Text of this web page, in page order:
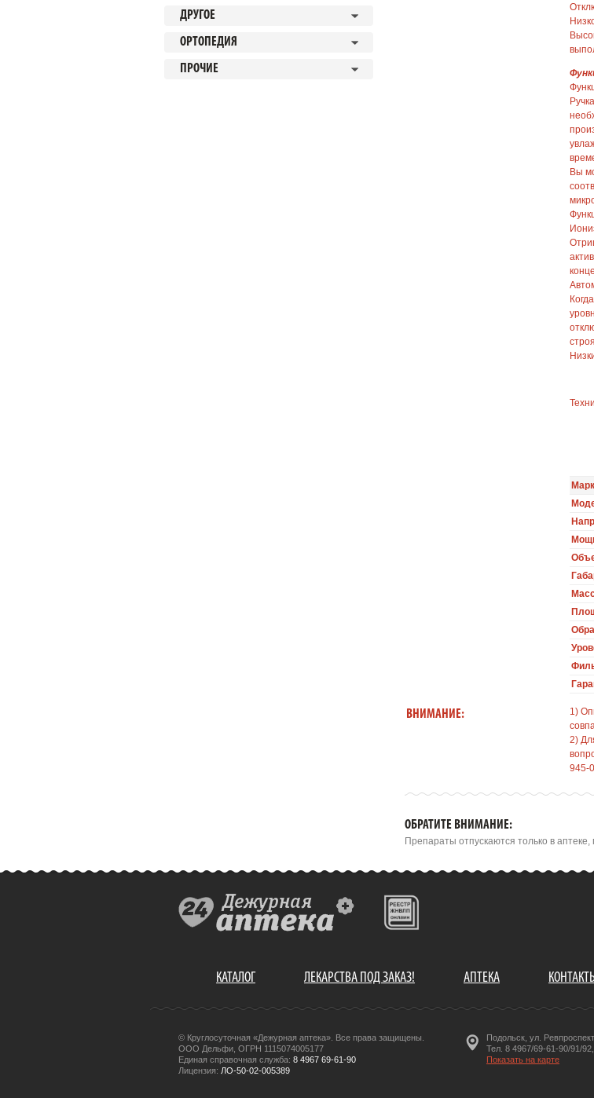
ДРУГОЕ
ОРТОПЕДИЯ
ПРОЧИЕ
Вы
ВНИМАНИЕ:
1)
2)
945-
ОБРАТИТЕ ВНИМАНИЕ:
Препараты отпускаются только в
КАТАЛОГ ЛЕКАРСТВА ПОД ЗАКАЗ! АПТЕКА
© Круглосуточная «Дежурная аптека». Все права защищены.
ООО Дельфи, ОГРН 1115074005177
Единая справочная служба: 8 4967 69-61-90
Лицензия: ЛО-50-02-005389
Подольск, ул.
Тел. 8 4967/69-61-90/91/
Показать на карте